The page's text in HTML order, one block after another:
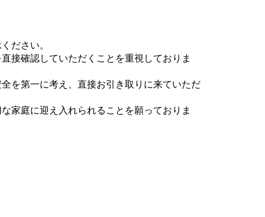
ださい。
接確認していただくことを重視しておりま
を第一に考え、直接お引き取りに来ていただ
家庭に迎え入れられることを願っておりま